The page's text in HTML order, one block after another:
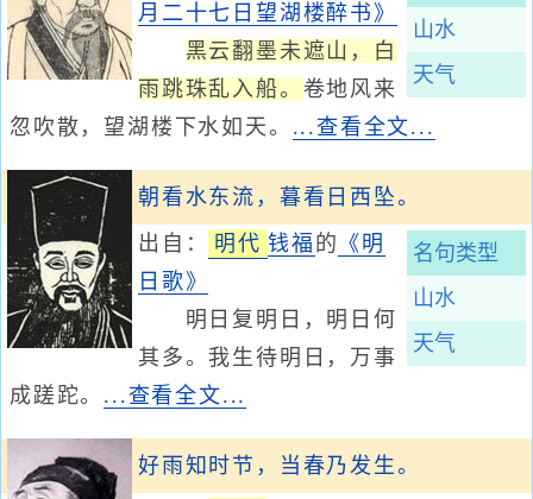
山水
天气
月二十七日望湖楼醉书》
黑云翻墨未遮山，白
雨跳珠乱入船。 卷地风来
忽吹散，望湖楼下水如天。 ...查看全文...
朝看水东流，暮看日西坠。
名句类型
山水
天气
出自： 明代 钱福 的 《明
日歌》
明日复明日，明日何
其多。我生待明日，万事
成蹉跎。 ...查看全文...
好雨知时节，当春乃发生。